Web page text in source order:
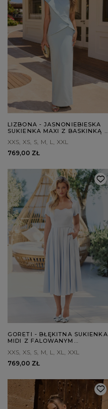
LIZBONA - JASNONIEBIESKA
SUKIENKA MAXI Z BASKINKĄ I
KWIATEM
XXS XS S M L XXL
769,00 ZŁ
GORETI - BŁĘKITNA SUKIENKA
MIDI Z FALOWANYM
XXS XS S M L XL
XXL
769,00 ZŁ